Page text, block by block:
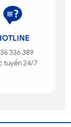
336 389
tuyến 24/7